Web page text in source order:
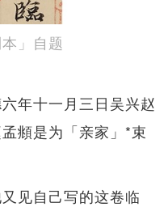
」自题
年十一月三日吴兴赵
頫是为「亲家」*束
见自己写的这卷临